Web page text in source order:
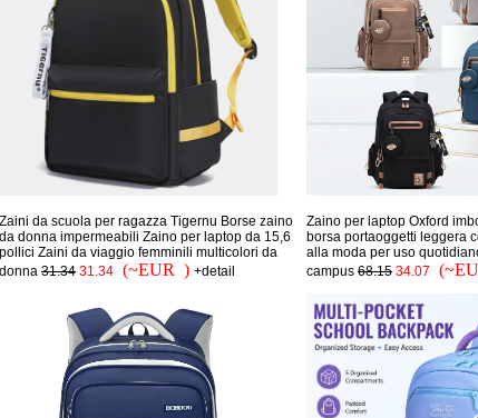
Zaini da scuola per ragazza Tigernu Borse zaino
da donna impermeabili Zaino per laptop da 15,6
pollici Zaini da viaggio femminili multicolori da
donna 31.34 31.34 (~EUR ) +detail
Zaino per laptop Oxford
borsa portaoggetti leggera
alla moda per uso
campus 68.15 34.07